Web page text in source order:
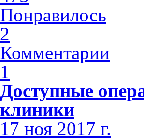
Понравилось
2
Комментарии
1
Доступные
клиники
17 ноя 2017 г.